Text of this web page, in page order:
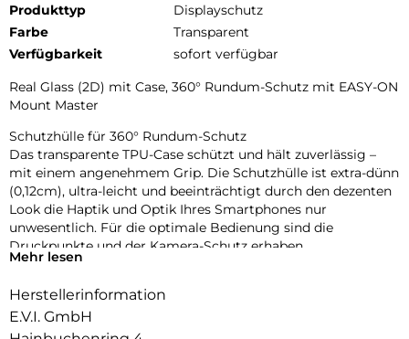
Produkttyp
Displayschutz
Farbe
Transparent
Verfügbarkeit
sofort verfügbar
Real Glass (2D) mit Case, 360° Rundum-Schutz mit EASY-ON
Mount Master
Schutzhülle für 360° Rundum-Schutz
Das transparente TPU-Case schützt und hält zuverlässig –
mit einem angenehmem Grip. Die Schutzhülle ist extra-dünn
(0,12cm), ultra-leicht und beeinträchtigt durch den dezenten
Look die Haptik und Optik Ihres Smartphones nur
unwesentlich. Für die optimale Bedienung sind die
Druckpunkte und der Kamera-Schutz erhaben.
Das Displex Panzerglas hat einen Härtegrad von 10H und ist
damit nicht nur kratz-, bruch-, und stoßfester als
vergleichbare Markenprodukte, sondern übertrifft sogar
Mehr lesen
Herstellerinformation
E.V.I. GmbH